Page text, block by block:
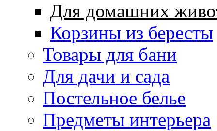
Для домашних
Корзины из бересты
Товары для бани
Для дачи и сада
Постельное белье
Предметы интерьера